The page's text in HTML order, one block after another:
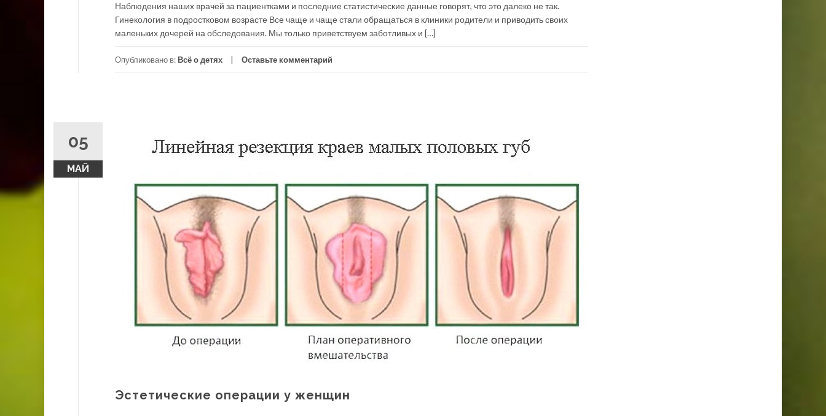
Наблюдения наших врачей за пациентками и последние статистические данные говорят, что это далеко не так.
Гинекология в подростковом возрасте Все чаще и чаще стали обращаться в клиники родители и приводить своих
маленьких дочерей на обследования. Мы только приветствуем заботливых и […]
Опубликовано в: Всё о детях Оставьте комментарий
05
МАЙ
Эстетические операции у женщин